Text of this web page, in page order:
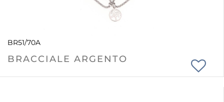
BR51/70A
BRACCIALE ARGENTO